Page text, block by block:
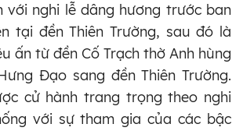
với nghi lễ dâng hương trước ban
tại đền Thiên Trường, sau đó là
ấn từ đền Cố Trạch thờ Anh hùng
Đạo sang đền Thiên Trường.
cử hành trang trọng theo nghi
với sự tham gia của các bậc